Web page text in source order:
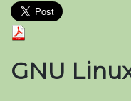
GNU